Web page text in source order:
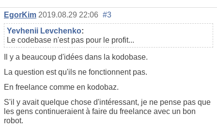
EgorKim 2019.08.29 22:06 #3
Yevhenii Levchenko:
Le codebase n'est pas pour le profit...
Il y a beaucoup d'idées dans la kodobase.
La question est qu'ils ne fonctionnent pas.
En freelance comme en kodobaz.
S'il y avait quelque chose d'intéressant, je ne pense pas que
les gens continueraient à faire du freelance avec un bon
robot.